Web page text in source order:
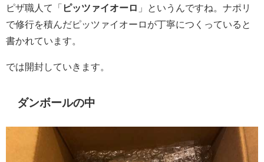
ピザ職人て「 ピッツァイオーロ 」というんですね。ナポリ
で修行を積んだピッツァイオーロが丁寧につくっていると
書かれています。
では開封していきます。
ダンボールの中